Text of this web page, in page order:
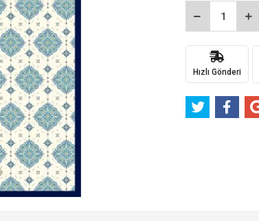
Hızlı Gönderi